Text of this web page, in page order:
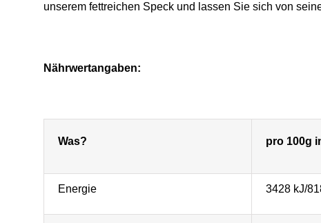
unserem fettreichen Speck und lassen Sie sich von
Nährwertangaben:
Was? pro 100g
Energie 3428 kJ/